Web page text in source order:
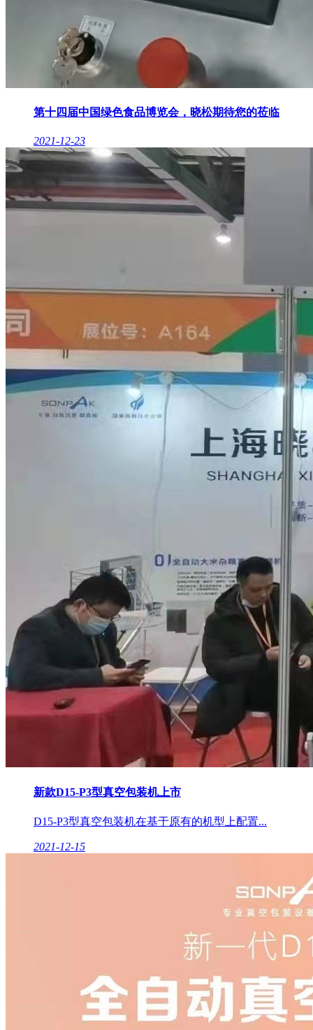
第十四届中国绿色食品博览会，晓松期待您的莅临
2021-12-23
新款D15-P3型真空包装机上市
D15-P3型真空包装机在基于原有的机型上配置...
2021-12-15